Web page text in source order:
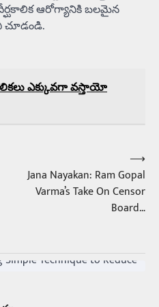
ఆరోగ్యానికి బలమైన
చూడండి.
ఎక్కువగా వస్తాయో
Jana Nayakan: Ram Gopal
Varma’s Take On Censor
Board…
⟶